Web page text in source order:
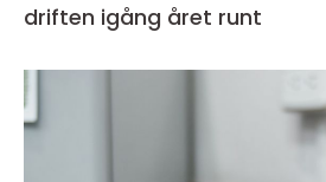
driften igång året runt